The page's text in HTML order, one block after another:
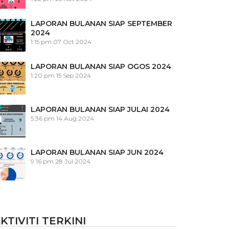
LAPORAN BULANAN SIAP SEPTEMBER
2024
1:15 pm 07 Oct 2024
LAPORAN BULANAN SIAP OGOS 2024
1:20 pm 15 Sep 2024
LAPORAN BULANAN SIAP JULAI 2024
5:36 pm 14 Aug 2024
LAPORAN BULANAN SIAP JUN 2024
9:16 pm 28 Jul 2024
TERKINI